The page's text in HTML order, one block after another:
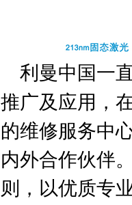
利曼中国一
推广及应用，
的维修服务中
内外合作伙伴
则，以优质专